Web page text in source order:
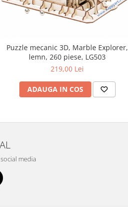
Puzzle mecanic 3D, Marble Explorer,
lemn, 260 piese, LG503
219,00 Lei
ADAUGA IN COS
media